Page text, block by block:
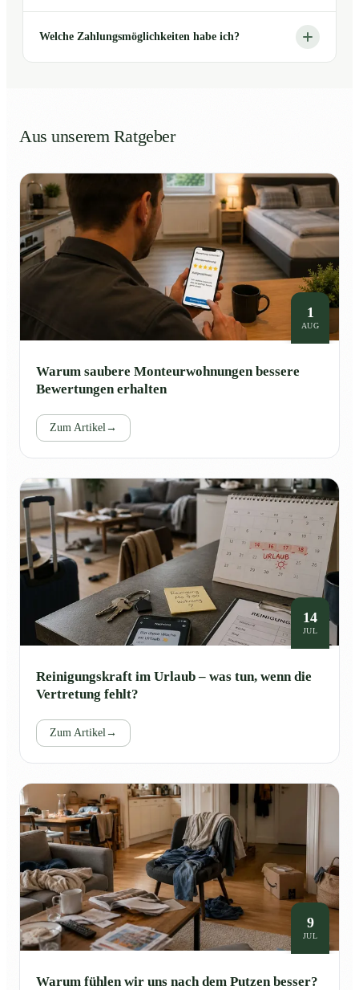
Welche Zahlungsmöglichkeiten habe ich?
Aus unserem Ratgeber
1
AUG
Warum saubere Monteurwohnungen bessere
Bewertungen erhalten
Zum Artikel →
14
JUL
Reinigungskraft im Urlaub – was tun, wenn die
Vertretung fehlt?
Zum Artikel →
9
JUL
Warum fühlen wir uns nach dem Putzen besser?